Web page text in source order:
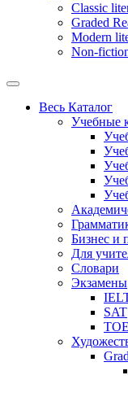
Classic
Graded
Modern
Non-
Весь Каталог
Учебные
Бизнес и
Для
Словари
Экзамены
SAT